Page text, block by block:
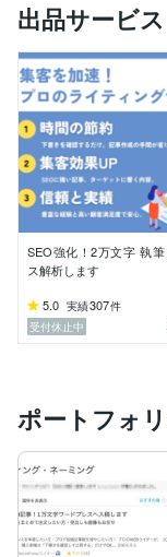
獲得済み（
・記事執筆：
・10位以内の
字 / 校正 本 お
ニング 毎日　
※自サイトのキ
密保持契約（
出品サービス
SEO強化！2万文字 執
ス解析します
5.0 実績307件
受付休止中
ポートフォ